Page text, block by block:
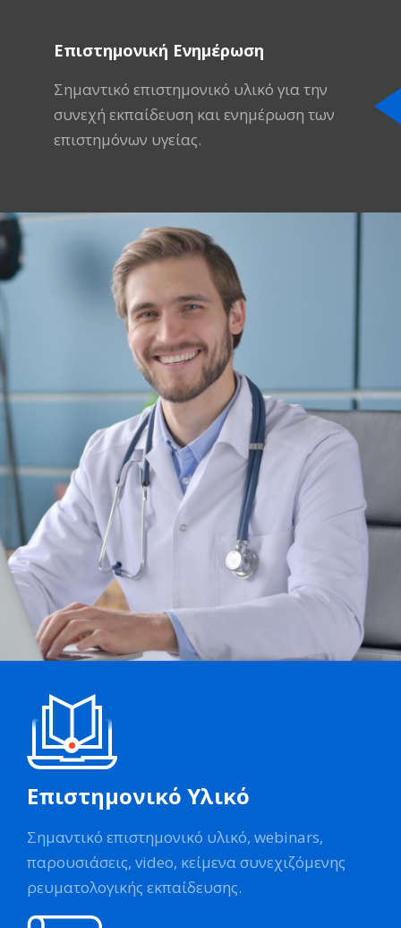
Επιστημονική Ενημέρωση
Σημαντικό επιστημονικό υλικό για την
συνεχή εκπαίδευση και ενημέρωση των
επιστημόνων υγείας.
Επιστημονικό Υλικό
Σημαντικό επιστημονικό υλικό, webinars,
παρουσιάσεις, video, κείμενα συνεχιζόμενης
ρευματολογικής εκπαίδευσης.